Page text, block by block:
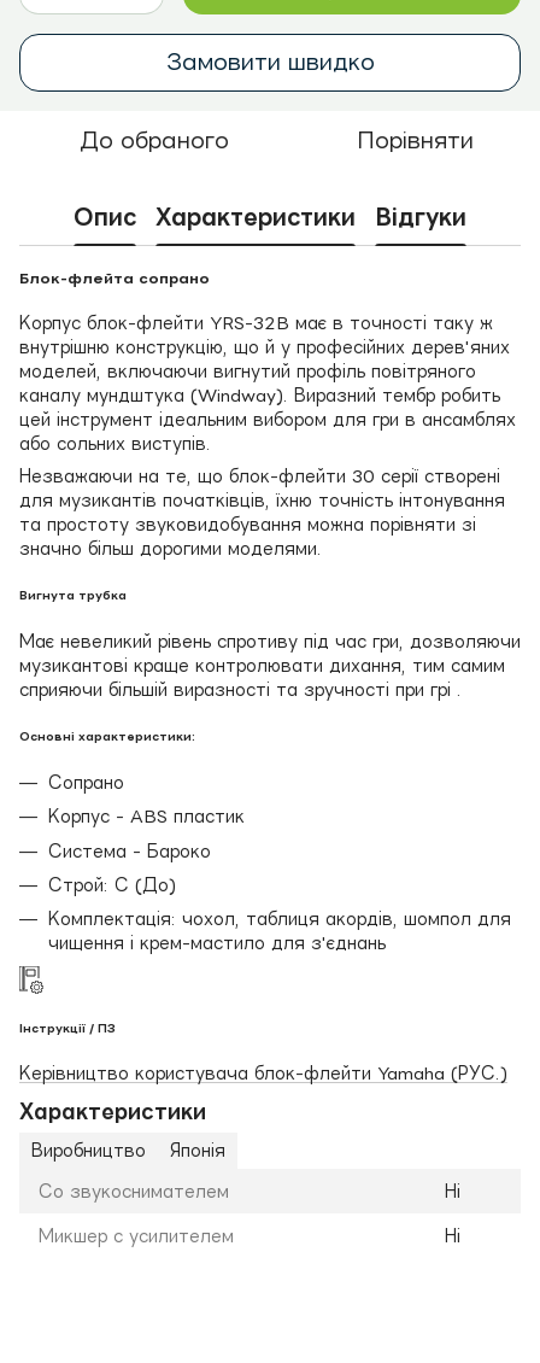
Замовити швидко
До обраного Порівняти
Опис Характеристики Відгуки
Блок-флейта сопрано
Корпус блок-флейти YRS-32B має в точності таку ж
внутрішню конструкцію, що й у професійних дерев'яних
моделей, включаючи вигнутий профіль повітряного
каналу мундштука (Windway). Виразний тембр робить
цей інструмент ідеальним вибором для гри в ансамблях
або сольних виступів.
Незважаючи на те, що блок-флейти 30 серії створені
для музикантів початківців, їхню точність інтонування
та простоту звуковидобування можна порівняти зі
значно більш дорогими моделями.
Вигнута трубка
Має невеликий рівень спротиву під час гри, дозволяючи
музикантові краще контролювати дихання, тим самим
сприяючи більшій виразності та зручності при грі .
Основні характеристики:
Сопрано
Корпус - ABS пластик
Система - Бароко
Строй: С (До)
Комплектація: чохол, таблиця акордів, шомпол для
чищення і крем-мастило для з'єднань
Інструкції / ПЗ
Керівництво користувача блок-флейти Yamaha (РУС.)
Характеристики
Виробництво Японія
Со звукоснимателем Ні
Микшер с усилителем Ні